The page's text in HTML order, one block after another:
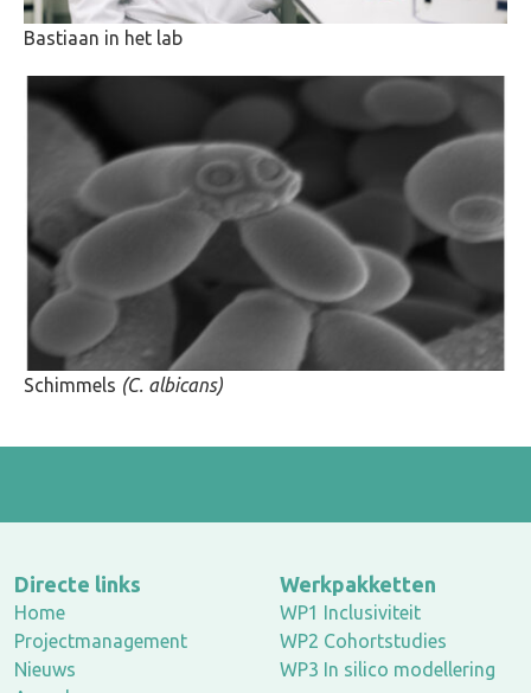
Bastiaan in het lab
Schimmels (C. albicans)
Directe links
Home
Projectmanagement
Nieuws
Werkpakketten
WP1 Inclusiviteit
WP2 Cohortstudies
WP3 In silico modellering